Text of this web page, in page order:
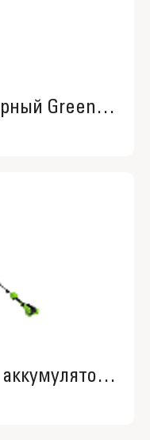
Триммер аккумуляторный Greenworks G24LT301, 24V, 30 см, без АКБ и ЗУ (2113207)
Кусторез штанговый аккумуляторный Greenworks G40PH511, 40V, 51см, без АКБ и ЗУ (2302007).